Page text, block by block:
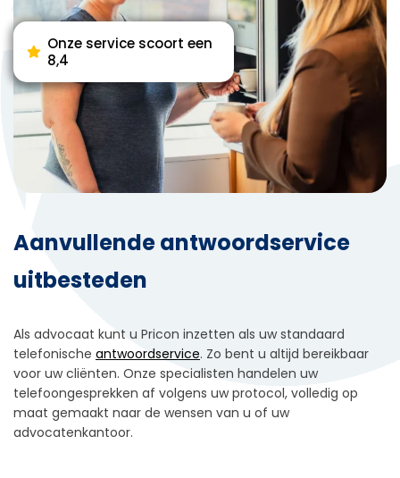
Onze service scoort een
8,4
Aanvullende antwoordservice
uitbesteden
Als advocaat kunt u Pricon inzetten als uw standaard
telefonische antwoordservice. Zo bent u altijd bereikbaar
voor uw cliënten. Onze specialisten handelen uw
telefoongesprekken af volgens uw protocol, volledig op
maat gemaakt naar de wensen van u of uw
advocatenkantoor.